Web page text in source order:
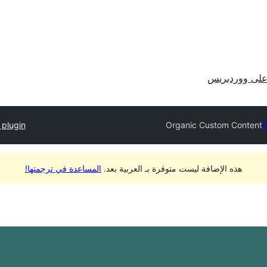
ووردبريس
Organic Custom Content
هذه الإضافة ليست متوفرة بـ العربية بعد. المساعدة في ترجمتها!